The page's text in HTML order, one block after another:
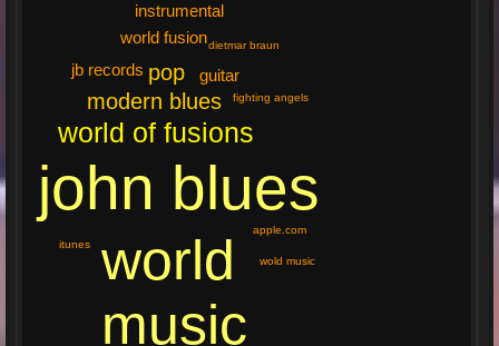
john blues
world
music
world of fusions
modern blues
pop
world fusion
guitar
jb records
instrumental
dietmar braun
fighting angels
apple.com
itunes
wold music